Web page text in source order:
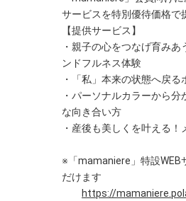
サービスを特別優待価格で
【提供サービス】
・親子の心をつなげ育み
ンドフルネス体験
・「私」本来の状態へ戻
・パーソナルカラーから
な向き合い方
・産後も美しくを叶える！
※「mamaniere」特設WEB
だけます
https://